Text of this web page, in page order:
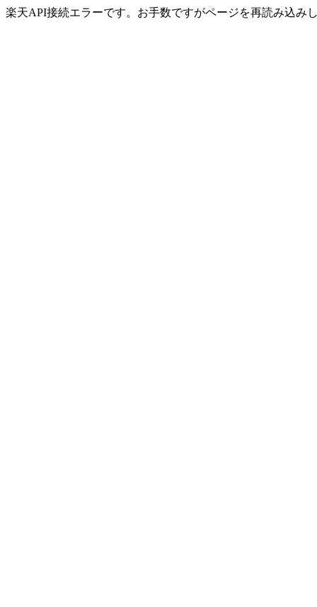
楽天API接続エラーです。お手数ですがページを再読み込み